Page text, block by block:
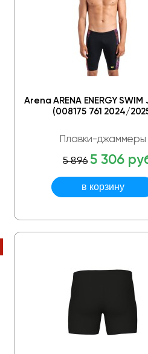
Arena ARENA ENERGY SWIM
(008175 761 2024/
Плавки-джаммеры
5 896 5 306